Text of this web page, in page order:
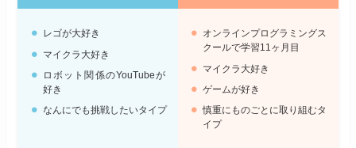
レゴが大好き
マイクラ大好き
ロボット関係のYouTubeが
好き
なんにでも挑戦したいタイプ
オンラインプログラミングス
クールで学習11ヶ月目
マイクラ大好き
ゲームが好き
慎重にものごとに取り組むタ
イプ